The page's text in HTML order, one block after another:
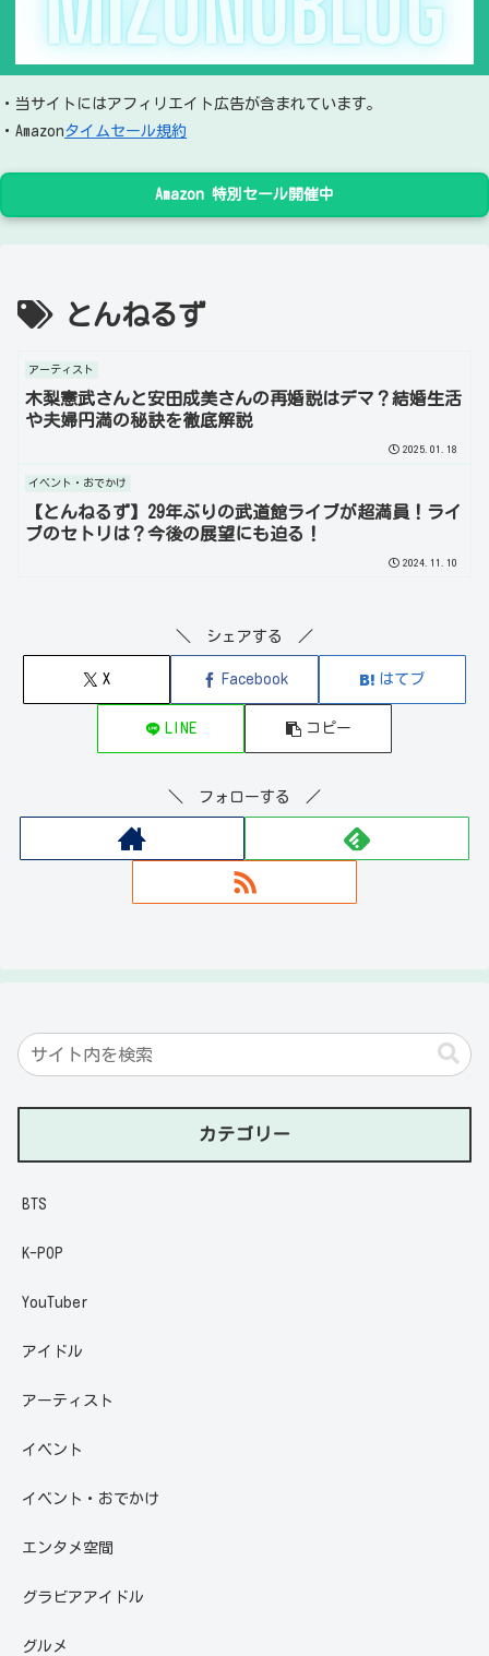
・当サイトにはアフィリエイト広告が含まれています。
・Amazonタイムセール規約
Amazon 特別セール開催中
とんねるず
アーティスト
木梨憲武さんと安田成美さんの再婚説はデマ？結婚生活
や夫婦円満の秘訣を徹底解説
2025.01.18
イベント・おでかけ
【とんねるず】29年ぶりの武道館ライブが超満員！ライ
ブのセトリは？今後の展望にも迫る！
2024.11.10
＼ シェアする ／
X Facebook はてブ
LINE コピー
＼ フォローする ／
カテゴリー
BTS
K-POP
YouTuber
アイドル
アーティスト
イベント
イベント・おでかけ
エンタメ空間
グラビアアイドル
グルメ